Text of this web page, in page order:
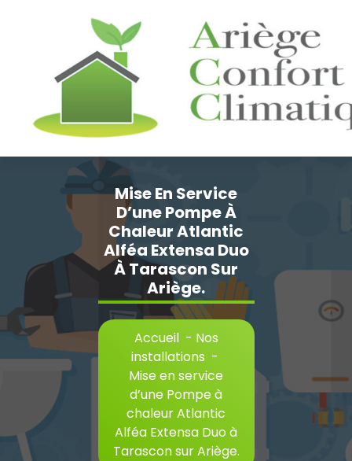
Mise En Service
D’une Pompe À
Chaleur Atlantic
Alféa Extensa Duo
À Tarascon Sur
Ariège.
Accueil- Nos
installations -
Mise en service
d’une Pompe à
chaleur Atlantic
Alféa Extensa Duo à
Tarascon sur Ariège.